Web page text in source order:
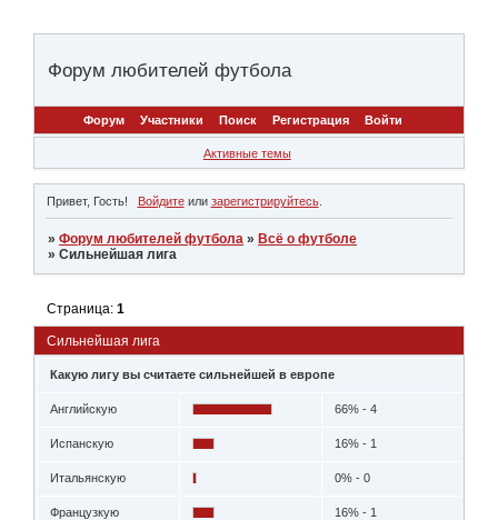
Форум любителей футбола
Форум Участники Поиск Регистрация Войти
Активные темы
Привет, Гость! Войдитеили зарегистрируйтесь.
»Форум любителей футбола » Всё о футболе
»Сильнейшая лига
Сильнейшая лига
Страница:1
Какую лигу вы считаете сильнейшей в европе
Английскую 66% - 4
Испанскую 16% - 1
Итальянскую 0% - 0
Французкую 16% - 1